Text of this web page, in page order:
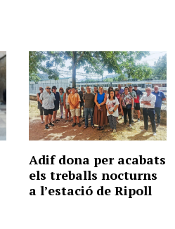
Adif dona per acabats
els treballs nocturns
a l’estació de Ripoll